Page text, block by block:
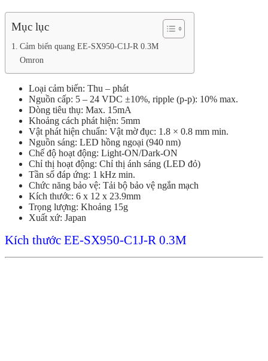
Mục lục
Cảm biến quang EE-SX950-C1J-R 0.3M
Omron
Loại cảm biến: Thu – phát
Nguồn cấp: 5 – 24 VDC ±10%, ripple (p-p): 10% max.
Dòng tiêu thụ: Max. 15mA
Khoảng cách phát hiện: 5mm
Vật phát hiện chuẩn: Vật mờ đục: 1.8 × 0.8 mm min.
Nguồn sáng: LED hồng ngoại (940 nm)
Chế độ hoạt động: Light-ON/Dark-ON
Chỉ thị hoạt động: Chỉ thị ánh sáng (LED đỏ)
Tần số đáp ứng: 1 kHz min.
Chức năng bảo vệ: Tải bộ bảo vệ ngắn mạch
Kích thước: 6 x 12 x 23.9mm
Trọng lượng: Khoảng 15g
Xuất xứ: Japan
Kích thước EE-SX950-C1J-R 0.3M